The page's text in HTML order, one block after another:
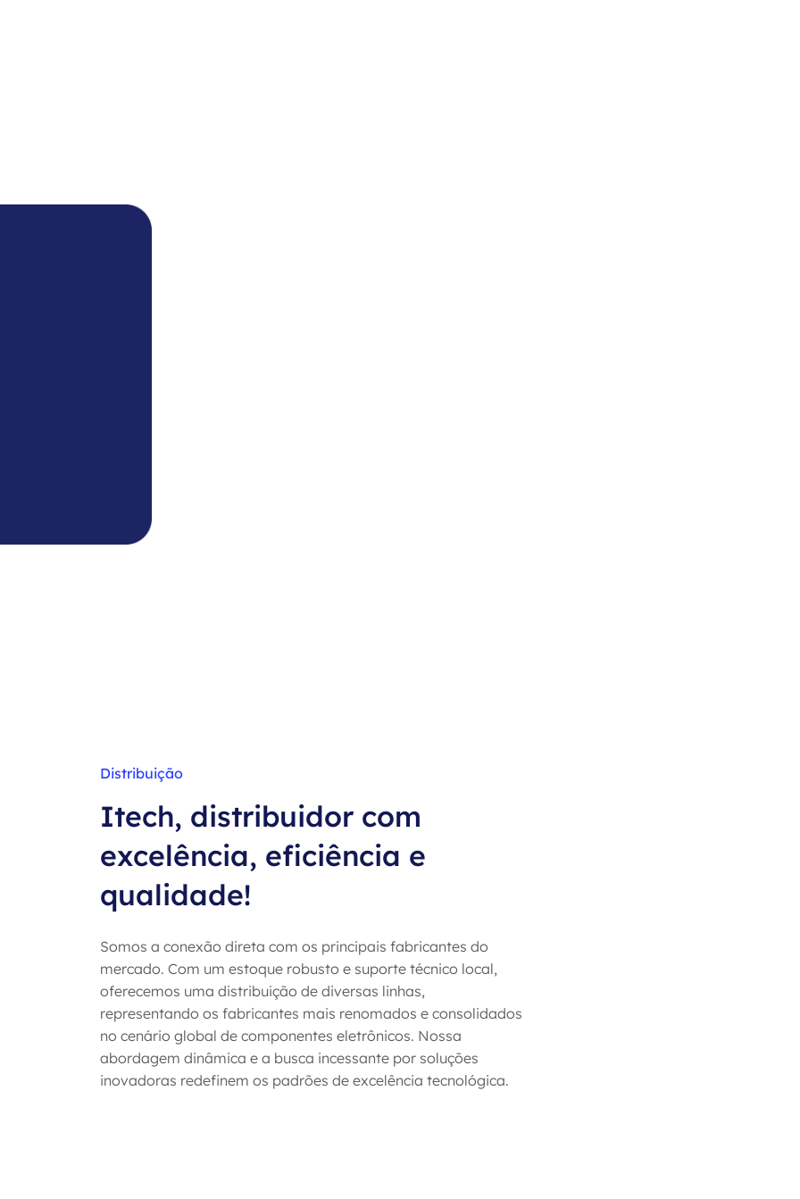
Distribuição
Itech, distribuidor com
excelência, eficiência e
qualidade!
Somos a conexão direta com os principais fabricantes do
mercado. Com um estoque robusto e suporte técnico local,
oferecemos uma distribuição de diversas linhas,
representando os fabricantes mais renomados e consolidados
no cenário global de componentes eletrônicos. Nossa
abordagem dinâmica e a busca incessante por soluções
inovadoras redefinem os padrões de excelência tecnológica.